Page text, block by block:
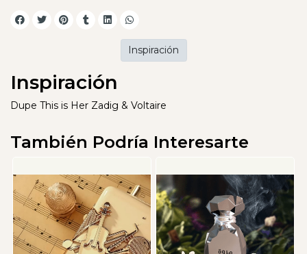
Inspiración
Dupe This is Her Zadig & Voltaire
Inspiración
También Podría Interesarte